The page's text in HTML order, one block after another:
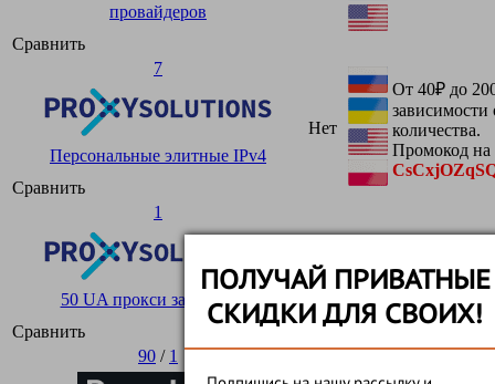
ПОЛУЧАЙ ПРИВАТНЫЕ
СКИДКИ ДЛЯ СВОИХ!
провайдеров
Сравнить
7
Персональные элитные IPv4
Сравнить
Нет
От 40₽ до
количества.
Промокод на
1
50 UA прокси за 1800 руб
Сравнить
Нет
Промокод на
90 / 1